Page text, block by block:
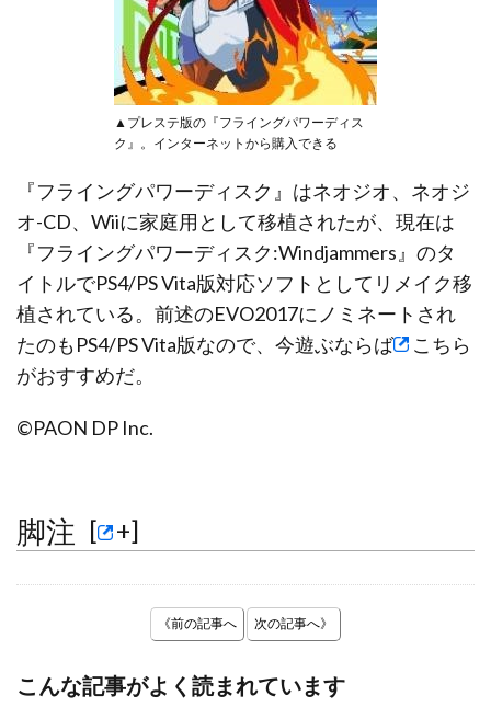
▲プレステ版の『フライングパワーディス
ク』。インターネットから購入できる
『フライングパワーディスク』はネオジオ、ネオジ
オ-CD、Wiiに家庭用として移植されたが、現在は
『フライングパワーディスク:Windjammers』のタ
イトルでPS4/PS Vita版対応ソフトとしてリメイク移
植されている。前述のEVO2017にノミネートされ
たのもPS4/PS Vita版なので、今遊ぶならば
こちら
がおすすめだ。
©PAON DP Inc.
脚注 [ +]
《前の記事へ 次の記事へ》
こんな記事がよく読まれています